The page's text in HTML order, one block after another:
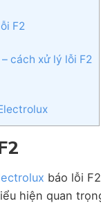
F2
cách xử lý lỗi F2
báo lỗi
hiện quan